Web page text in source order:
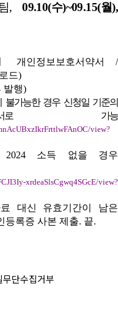
,
09.10(수)~09.15(월),
인정보보호서약서 /
드)
발행)
불가능한 경우 신청일 기준의
서로 가능
view?
2024 소득 없을 경우
xrdeaSlsCgwq4SGcE/view?
대신 유효기간이 남은
등록증 사본 제출. 끝.
무단수집거부